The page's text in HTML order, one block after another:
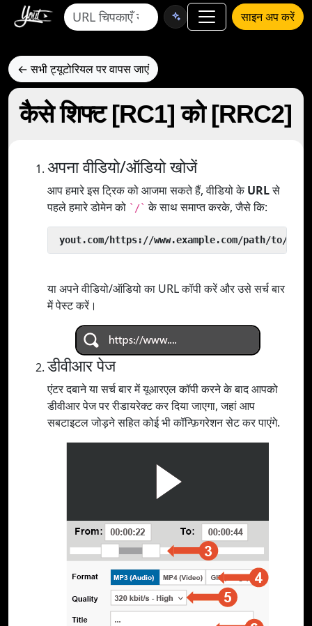
साइन अप करें
← सभी ट्यूटोरियल पर वापस जाएं
कैसे शिफ्ट [RC1] को [RRC2]
अपना वीडियो/ऑडियो खोजें
आप हमारे इस ट्रिक को आजमा सकते हैं, वीडियो केURLसे
पहले हमारे डोमेन को `/` के साथ समाप्त करके, जैसे कि:
yout.com/https://www.example.com/path/to/
या अपने वीडियो/ऑडियो का URL कॉपी करें और उसे सर्च बार
में पेस्ट करें।
डीवीआर पेज
एंटर दबाने या सर्च बार में यूआरएल कॉपी करने के बाद आपको
डीवीआर पेज पर रीडायरेक्ट कर दिया जाएगा, जहां आप
सबटाइटल जोड़ने सहित कोई भी कॉन्फ़िगरेशन सेट कर पाएंगे.